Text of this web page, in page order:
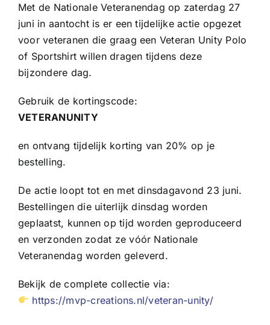
Met de Nationale Veteranendag op zaterdag 27
juni in aantocht is er een tijdelijke actie opgezet
voor veteranen die graag een Veteran Unity Polo
of Sportshirt willen dragen tijdens deze
bijzondere dag.
Gebruik de kortingscode:
VETERANUNITY
en ontvang tijdelijk korting van 20% op je
bestelling.
De actie loopt tot en met dinsdagavond 23 juni.
Bestellingen die uiterlijk dinsdag worden
geplaatst, kunnen op tijd worden geproduceerd
en verzonden zodat ze vóór Nationale
Veteranendag worden geleverd.
Bekijk de complete collectie via:
https://mvp-creations.nl/veteran-unity/